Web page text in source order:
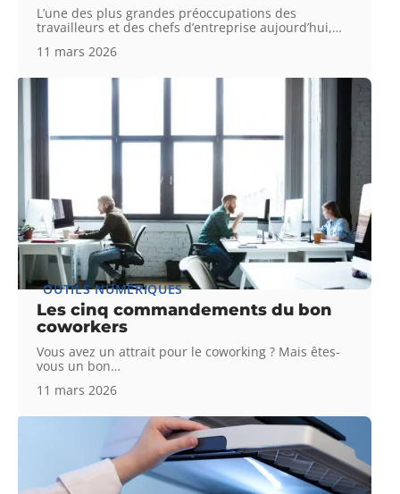
L’une des plus grandes préoccupations des
travailleurs et des chefs d’entreprise aujourd’hui,…
11 mars 2026
OUTILS NUMÉRIQUES
Les cinq commandements du bon
coworkers
Vous avez un attrait pour le coworking ? Mais êtes-
vous un bon…
11 mars 2026